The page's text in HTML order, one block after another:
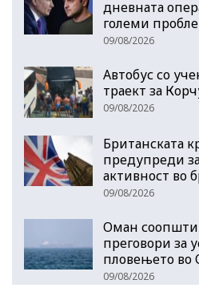
дневната
големи
09/08/2026
Автобус со
траект за
09/08/2026
Британската
предупреди
активност во
09/08/2026
Оман соопшти
преговори за
пловењето во
09/08/2026